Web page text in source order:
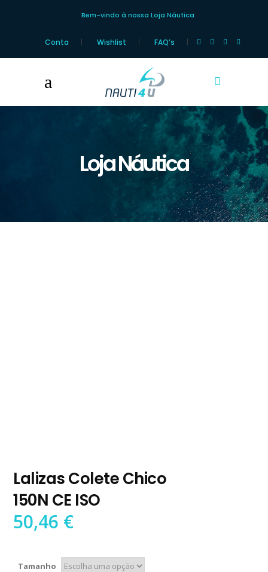
Bem-vindo à nossa Loja Náutica
Conta Wishlist FAQ’s
Loja Náutica
Lalizas Colete Chico
150N CE ISO
50,46 €
Tamanho